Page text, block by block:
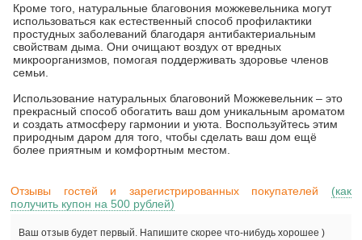
Кроме того, натуральные благовония можжевельника могут
использоваться как естественный способ профилактики
простудных заболеваний благодаря антибактериальным
свойствам дыма. Они очищают воздух от вредных
микроорганизмов, помогая поддерживать здоровье членов
семьи.
Использование натуральных благовоний Можжевельник – это
прекрасный способ обогатить ваш дом уникальным ароматом
и создать атмосферу гармонии и уюта. Воспользуйтесь этим
природным даром для того, чтобы сделать ваш дом ещё
более приятным и комфортным местом.
Отзывы гостей и зарегистрированных покупателей (как
получить купон на 500 рублей)
Ваш отзыв будет первый. Напишите скорее что-нибудь хорошее )